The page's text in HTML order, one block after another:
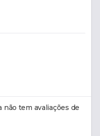
tem avaliações de